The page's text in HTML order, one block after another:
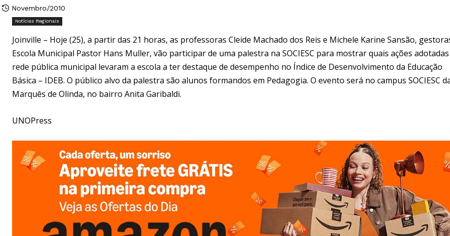
Novembro/2010
Notícias Regionais
Joinville – Hoje (25), a partir das 21 horas, as professoras Cleide Machado dos Reis e Michele Karine Sansão,
Escola Municipal Pastor Hans Muller, vão participar de uma palestra na SOCIESC para mostrar quais ações
rede pública municipal levaram a escola a ter destaque de desempenho no Índice de Desenvolvimento da Educação
Básica – IDEB. O público alvo da palestra são alunos formandos em Pedagogia. O evento será no campus SOCIESC
Marquês de Olinda, no bairro Anita Garibaldi.
UNOPress